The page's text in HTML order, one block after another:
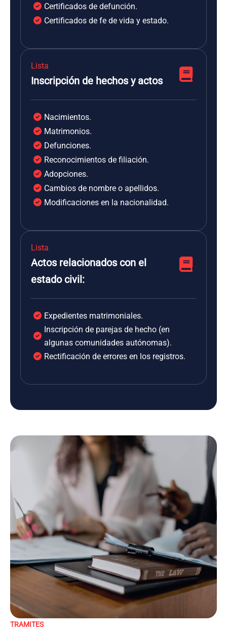
Certificados de defunción.
Certificados de fe de vida y estado.
Lista
Inscripción de hechos y actos
Nacimientos.
Matrimonios.
Defunciones.
Reconocimientos de filiación.
Adopciones.
Cambios de nombre o apellidos.
Modificaciones en la nacionalidad.
Lista
Actos relacionados con el
estado civil:
Expedientes matrimoniales.
Inscripción de parejas de hecho (en
algunas comunidades autónomas).
Rectificación de errores en los registros.
TRAMITES